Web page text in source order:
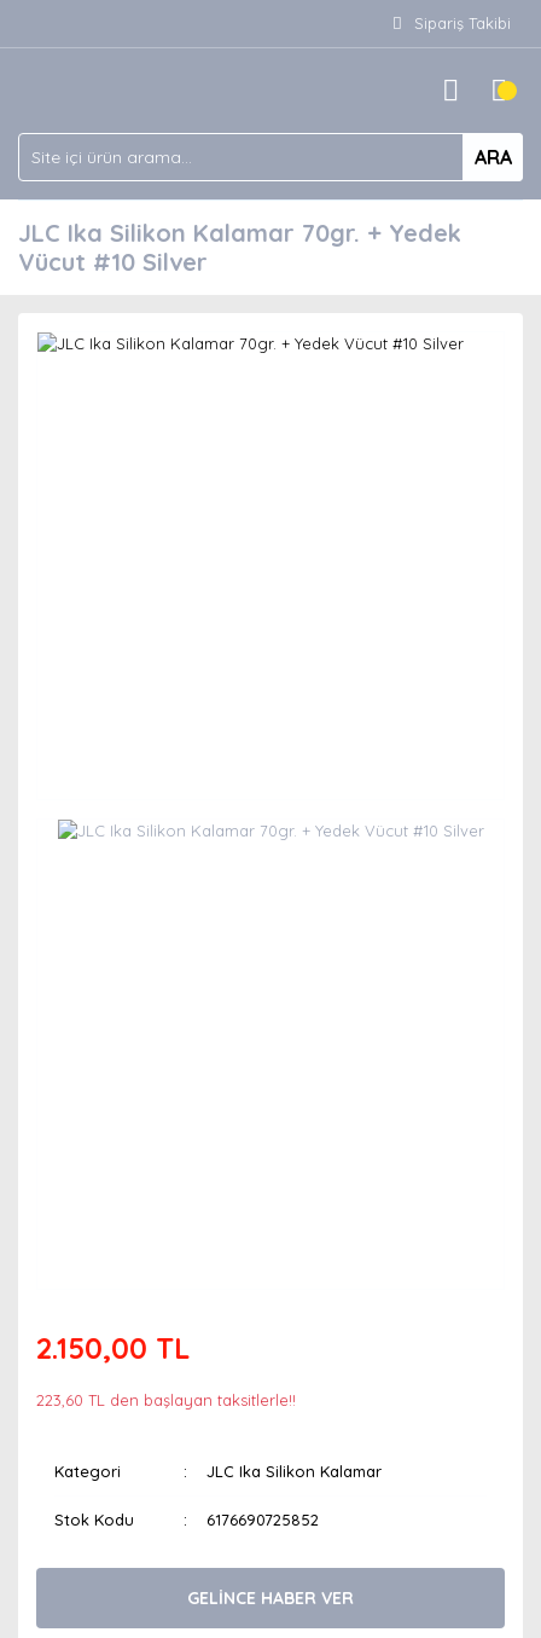
Sipariş Takibi
ARA
JLC Ika Silikon Kalamar 70gr. + Yedek
Vücut #10 Silver
2.150,00 TL
223,60 TL den başlayan taksitlerle!!
Kategori JLC Ika Silikon Kalamar
Stok Kodu 6176690725852
GELİNCE HABER VER